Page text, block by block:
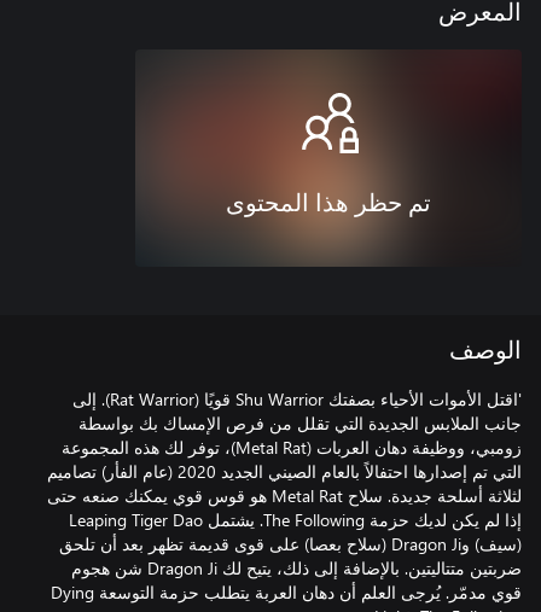
المعرض
تم حظر هذا المحتوى
الوصف
'اقتل الأموات الأحياء بصفتك Shu Warrior قويًا (Rat Warrior). إلى
جانب الملابس الجديدة التي تقلل من فرص الإمساك بك بواسطة
زومبي، ووظيفة دهان العربات (Metal Rat)، توفر لك هذه المجموعة
التي تم إصدارها احتفالاً بالعام الصيني الجديد 2020 (عام الفأر) تصاميم
لثلاثة أسلحة جديدة. سلاح Metal Rat هو قوس قوي يمكنك صنعه حتى
إذا لم يكن لديك حزمة The Following. يشتمل Leaping Tiger Dao
(سيف) وDragon Ji (سلاح بعصا) على قوى قديمة تظهر بعد أن تلحق
ضربتين متتاليتين. بالإضافة إلى ذلك، يتيح لك Dragon Ji شن هجوم
قوي مدمّر. يُرجى العلم أن دهان العربة يتطلب حزمة التوسعة Dying